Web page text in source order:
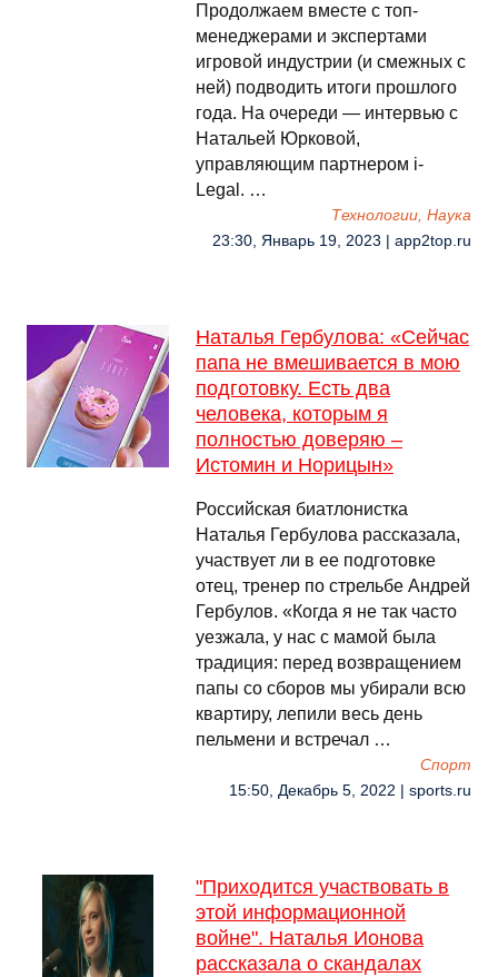
Продолжаем вместе с топ-
менеджерами и экспертами
игровой индустрии (и смежных с
ней) подводить итоги прошлого
года. На очереди — интервью с
Натальей Юрковой,
управляющим партнером i-
Legal. …
Технологии, Наука
23:30, Январь 19, 2023 | app2top.ru
Наталья Гербулова: «Сейчас
папа не вмешивается в мою
подготовку. Есть два
человека, которым я
полностью доверяю –
Истомин и Норицын»
Российская биатлонистка
Наталья Гербулова рассказала,
участвует ли в ее подготовке
отец, тренер по стрельбе Андрей
Гербулов. «Когда я не так часто
уезжала, у нас с мамой была
традиция: перед возвращением
папы со сборов мы убирали всю
квартиру, лепили весь день
пельмени и встречал …
Спорт
15:50, Декабрь 5, 2022 | sports.ru
"Приходится участвовать в
этой информационной
войне". Наталья Ионова
рассказала о скандалах